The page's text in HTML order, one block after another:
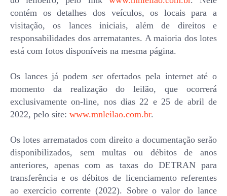
contém os detalhes dos veículos, os locais para a
visitação, os lances iniciais, além de direitos e
responsabilidades dos arrematantes. A maioria dos lotes
está com fotos disponíveis na mesma página.
Os lances já podem ser ofertados pela internet até o
momento da realização do leilão, que ocorrerá
exclusivamente on-line, nos dias 22 e 25 de abril de
2022, pelo site: www.mnleilao.com.br.
Os lotes arrematados com direito a documentação serão
disponibilizados, sem multas ou débitos de anos
anteriores, apenas com as taxas do DETRAN para
transferência e os débitos de licenciamento referentes
ao exercício corrente (2022). Sobre o valor do lance